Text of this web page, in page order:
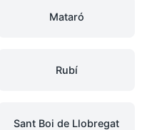
Mataró
Rubí
Sant Boi de Llobregat